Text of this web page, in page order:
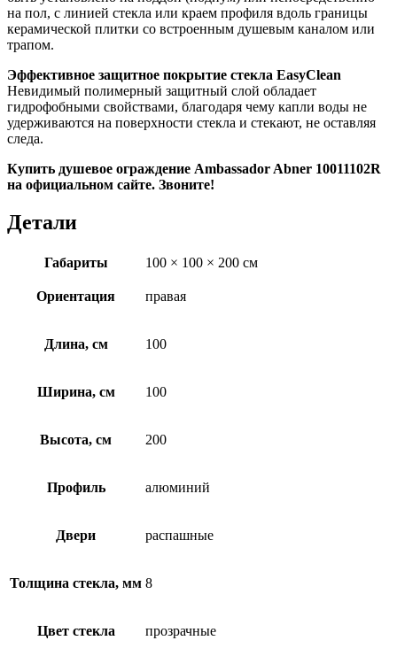
на пол, с линией стекла или краем профиля вдоль границы
керамической плитки со встроенным душевым каналом или
трапом.
Эффективное защитное покрытие стекла EasyClean
Невидимый полимерный защитный слой обладает
гидрофобными свойствами, благодаря чему капли воды не
удерживаются на поверхности стекла и стекают, не оставляя
следа.
Купить душевое ограждение Ambassador Abner 10011102R
на официальном сайте. Звоните!
Детали
Габариты 100 × 100 × 200 см
Ориентация правая
Длина, см 100
Ширина, см 100
Высота, см 200
Профиль алюминий
Двери распашные
Толщина стекла, мм 8
Цвет стекла прозрачные